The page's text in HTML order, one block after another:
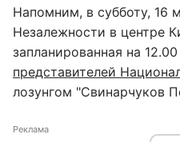
Напомним, в субботу, 16
Незалежности в центре
запланированная на 12.00
представителей
лозунгом "Свинарчуков
Реклама